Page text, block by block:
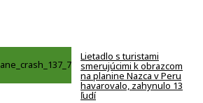
Lietadlo s turistami
smerujúcimi k obrazcom
na planine Nazca v Peru
havarovalo, zahynulo 13
ľudí